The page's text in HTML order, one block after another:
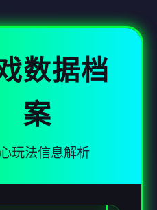
数据档
案
玩法信息解析